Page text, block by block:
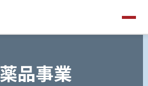
薬品事業